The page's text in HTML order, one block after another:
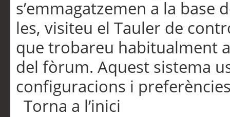
s’emmagatzemen a la
les, visiteu el Tauler de
que trobareu habitualment
del fòrum. Aquest sistema
configuracions i
Torna a l’inici